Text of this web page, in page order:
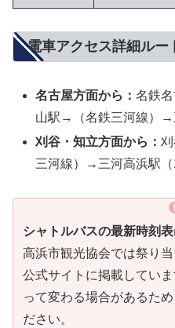
電車アクセス詳細ルー
名古屋方面から：名鉄
山駅→（名鉄三河線）→
刈谷・知立方面から：
三河線）→三河高浜駅（
シャトルバスの最新時刻
高浜市観光協会では祭り
公式サイトに掲載してい
って変わる場合があるた
ださい。